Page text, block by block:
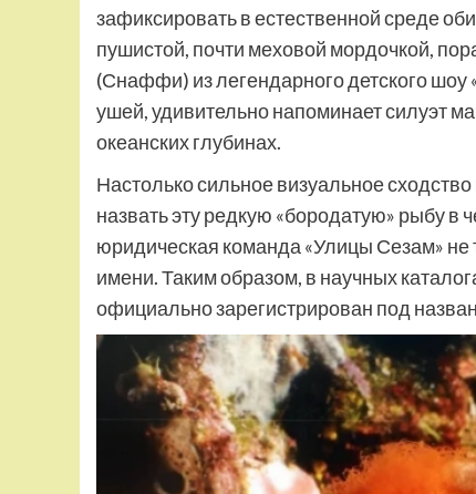
зафиксировать в естественной среде
пушистой, почти меховой мордочкой,
(Снаффи) из легендарного детского шоу
ушей, удивительно напоминает силуэт
океанских глубинах.
Настолько сильное визуальное
назвать эту редкую «бородатую» рыбу в
юридическая команда «Улицы Сезам» не
имени. Таким образом, в научных
официально зарегистрирован под